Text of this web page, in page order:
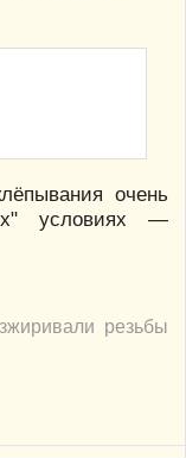
очень
условиях —
резьбы